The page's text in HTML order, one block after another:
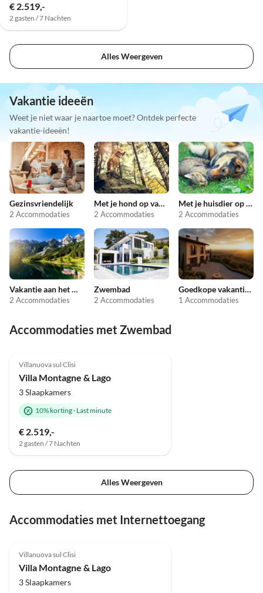
€ 2.519,-
2 gasten / 7 Nachten
Alles Weergeven
Vakantie ideeën
Weet je niet waar je naartoe moet? Ontdek perfecte
vakantie-ideeën!
Gezinsvriendelijk
2 Accommodaties
Met je hond op vakantie
2 Accommodaties
Met je huisdier op vakantie
2 Accommodaties
Vakantie aan het meer
2 Accommodaties
Zwembad
2 Accommodaties
Goedkope vakantieappartementen
1 Accommodaties
Accommodaties met Zwembad
Villanuova sul Clisi
Villa Montagne & Lago
3 Slaapkamers
10% korting· Last minute
€ 2.519,-
2 gasten / 7 Nachten
Alles Weergeven
Accommodaties met Internettoegang
Villanuova sul Clisi
Villa Montagne & Lago
3 Slaapkamers